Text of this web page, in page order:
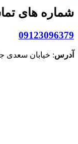
شماره های
09123096379
آدرس: خیابان سعدی